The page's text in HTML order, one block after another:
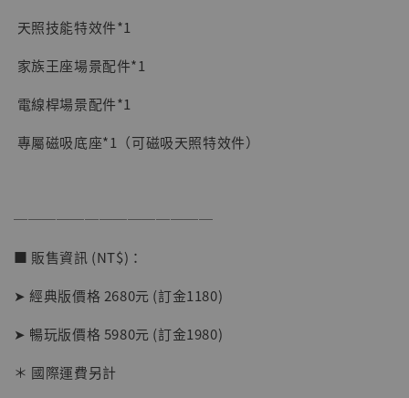
天照技能特效件*1
家族王座場景配件*1
電線桿場景配件*1
專屬磁吸底座*1（可磁吸天照特效件）
──────────────
■ 販售資訊 (NT$)：
➤ 經典版價格 2680元 (訂金1180)
➤ 暢玩版價格 5980元 (訂金1980)
＊ 國際運費另計